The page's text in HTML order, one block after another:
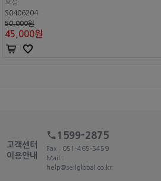
오성
S0406204
50,000원
45,000원
고객센터
이용안내
1599-2875
Fax : 051-465-5459
Mail :
help@seilglobal.co.kr